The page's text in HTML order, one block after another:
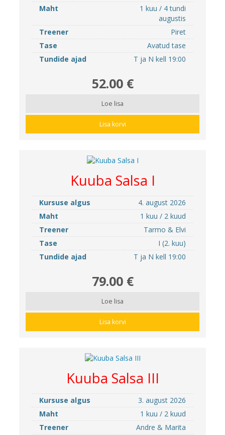
Maht
1 kuu / 4 tundi
augustis
Treener
Piret
Tase
Avatud tase
Tundide ajad
T ja N kell 19:00
52.00 €
Loe lisa
Lisa korvi
Kuuba Salsa I
Kursuse algus
4. august 2026
Maht
1 kuu / 2 kuud
Treener
Tarmo & Elvi
Tase
I (2. kuu)
Tundide ajad
T ja N kell 19:00
79.00 €
Loe lisa
Lisa korvi
Kuuba Salsa III
Kursuse algus
3. august 2026
Maht
1 kuu / 2 kuud
Treener
Andre & Marita